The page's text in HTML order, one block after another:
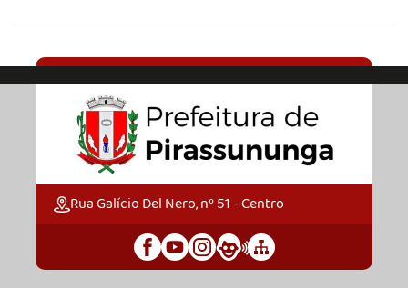
Rua Galício Del Nero, nº 51 - Centro